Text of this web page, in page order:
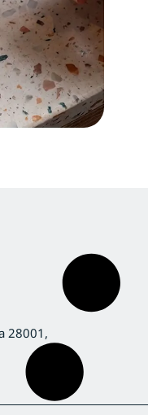
28001,